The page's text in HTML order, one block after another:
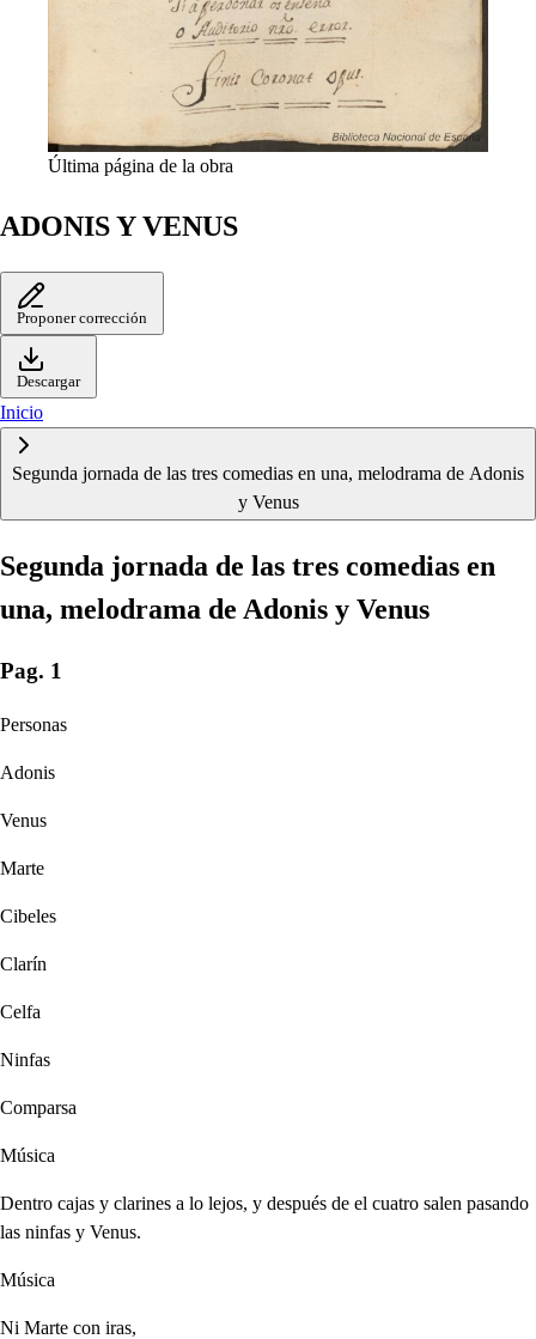
Última página de la obra
ADONIS Y VENUS
Proponer corrección
Descargar
Inicio
Segunda jornada de las tres comedias en una, melodrama de Adonis
y Venus
Segunda jornada de las tres comedias en
una, melodrama de Adonis y Venus
Pag. 1
Personas
Adonis
Venus
Marte
Cibeles
Clarín
Celfa
Ninfas
Comparsa
Música
Dentro cajas y clarines a lo lejos, y después de el cuatro salen pasando
las ninfas y Venus.
Música
Ni Marte con iras,